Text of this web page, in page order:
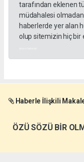
tarafından eklenen
müdahalesi olmadan
haberlerde yer alan
olup sitemizin hiç
Haberle İlişkili
ÖZÜ SÖZÜ BİR